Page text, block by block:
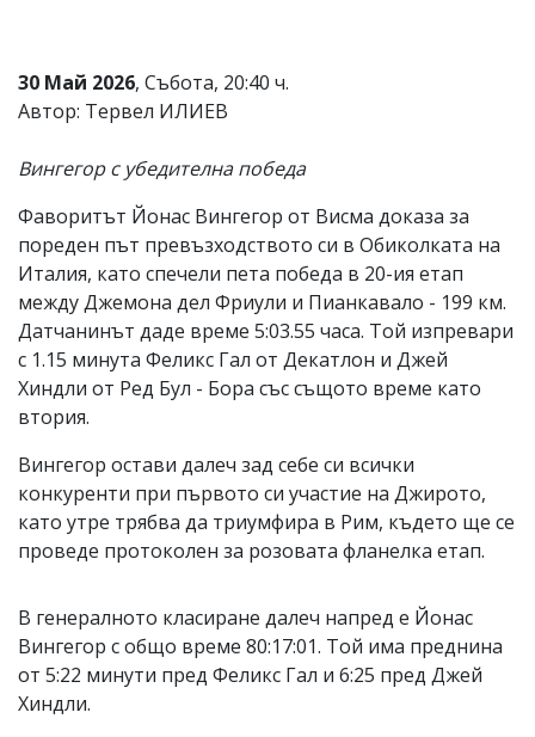
тях!
Ако
за
коментар,
моля
сигнализирайте
ни!
30 Май 2026, Събота, 20:40 ч.
Автор: Тервел ИЛИЕВ
Вингегор с убедителна победа
Фаворитът Йонас Вингегор от Висма доказа за
пореден път превъзходството си в Обиколката на
Италия, като спечели пета победа в 20-ия етап
между Джемона дел Фриули и Пианкавало - 199 км.
Датчанинът даде време 5:03.55 часа. Той изпревари
с 1.15 минута Феликс Гал от Декатлон и Джей
Хиндли от Ред Бул - Бора със същото време като
втория.
Вингегор остави далеч зад себе си всички
конкуренти при първото си участие на Джирото,
като утре трябва да триумфира в Рим, където ще се
проведе протоколен за розовата фланелка етап.
В генералното класиране далеч напред е Йонас
Вингегор с общо време 80:17:01. Той има преднина
от 5:22 минути пред Феликс Гал и 6:25 пред Джей
Хиндли.